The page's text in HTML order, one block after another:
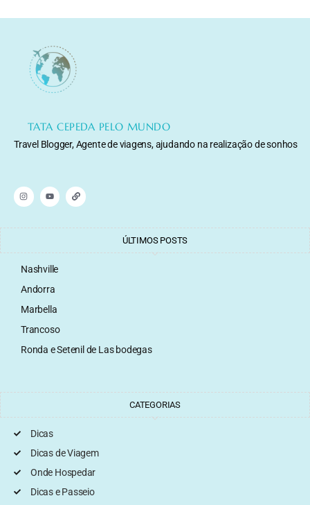
TATA CEPEDA PELO MUNDO
Travel Blogger, Agente de viagens, ajudando na realização de sonhos
ÚLTIMOS POSTS
Nashville
Andorra
Marbella
Trancoso
Ronda e Setenil de Las bodegas
CATEGORIAS
Dicas
Dicas de Viagem
Onde Hospedar
Dicas e Passeio